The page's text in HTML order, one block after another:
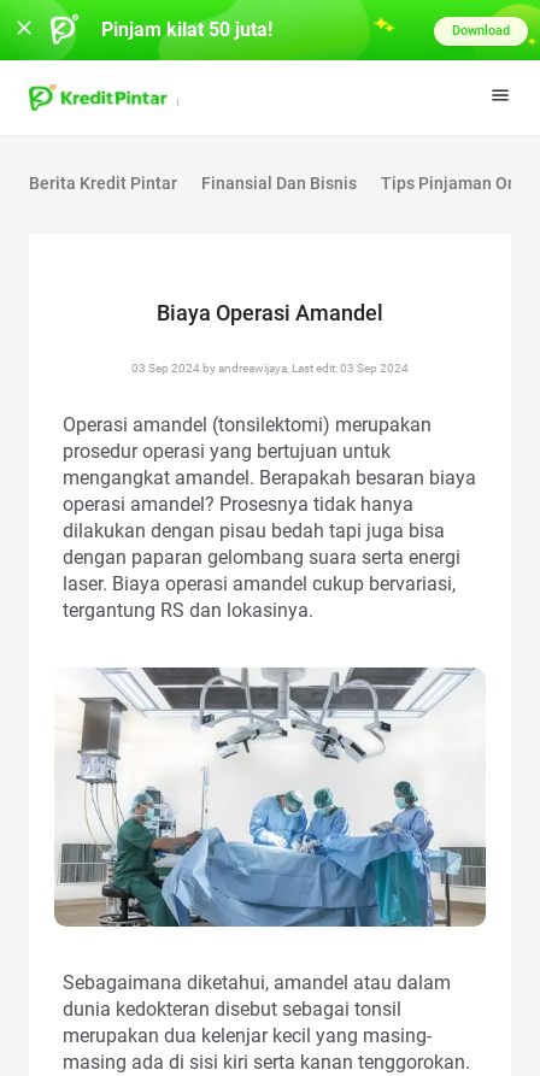
Berita Kredit Pintar Finansial Dan Bisnis Tips Pinjaman
Biaya Operasi Amandel
03 Sep 2024 by andreawijaya, Last edit: 03 Sep 2024
Operasi amandel (tonsilektomi) merupakan
prosedur operasi yang bertujuan untuk
mengangkat amandel. Berapakah besaran biaya
operasi amandel? Prosesnya tidak hanya
dilakukan dengan pisau bedah tapi juga bisa
dengan paparan gelombang suara serta energi
laser. Biaya operasi amandel cukup bervariasi,
tergantung RS dan lokasinya.
Sebagaimana diketahui, amandel atau dalam
dunia kedokteran disebut sebagai tonsil
merupakan dua kelenjar kecil yang masing-
masing ada di sisi kiri serta kanan tenggorokan.
Pinjam kilat 50 juta! Download